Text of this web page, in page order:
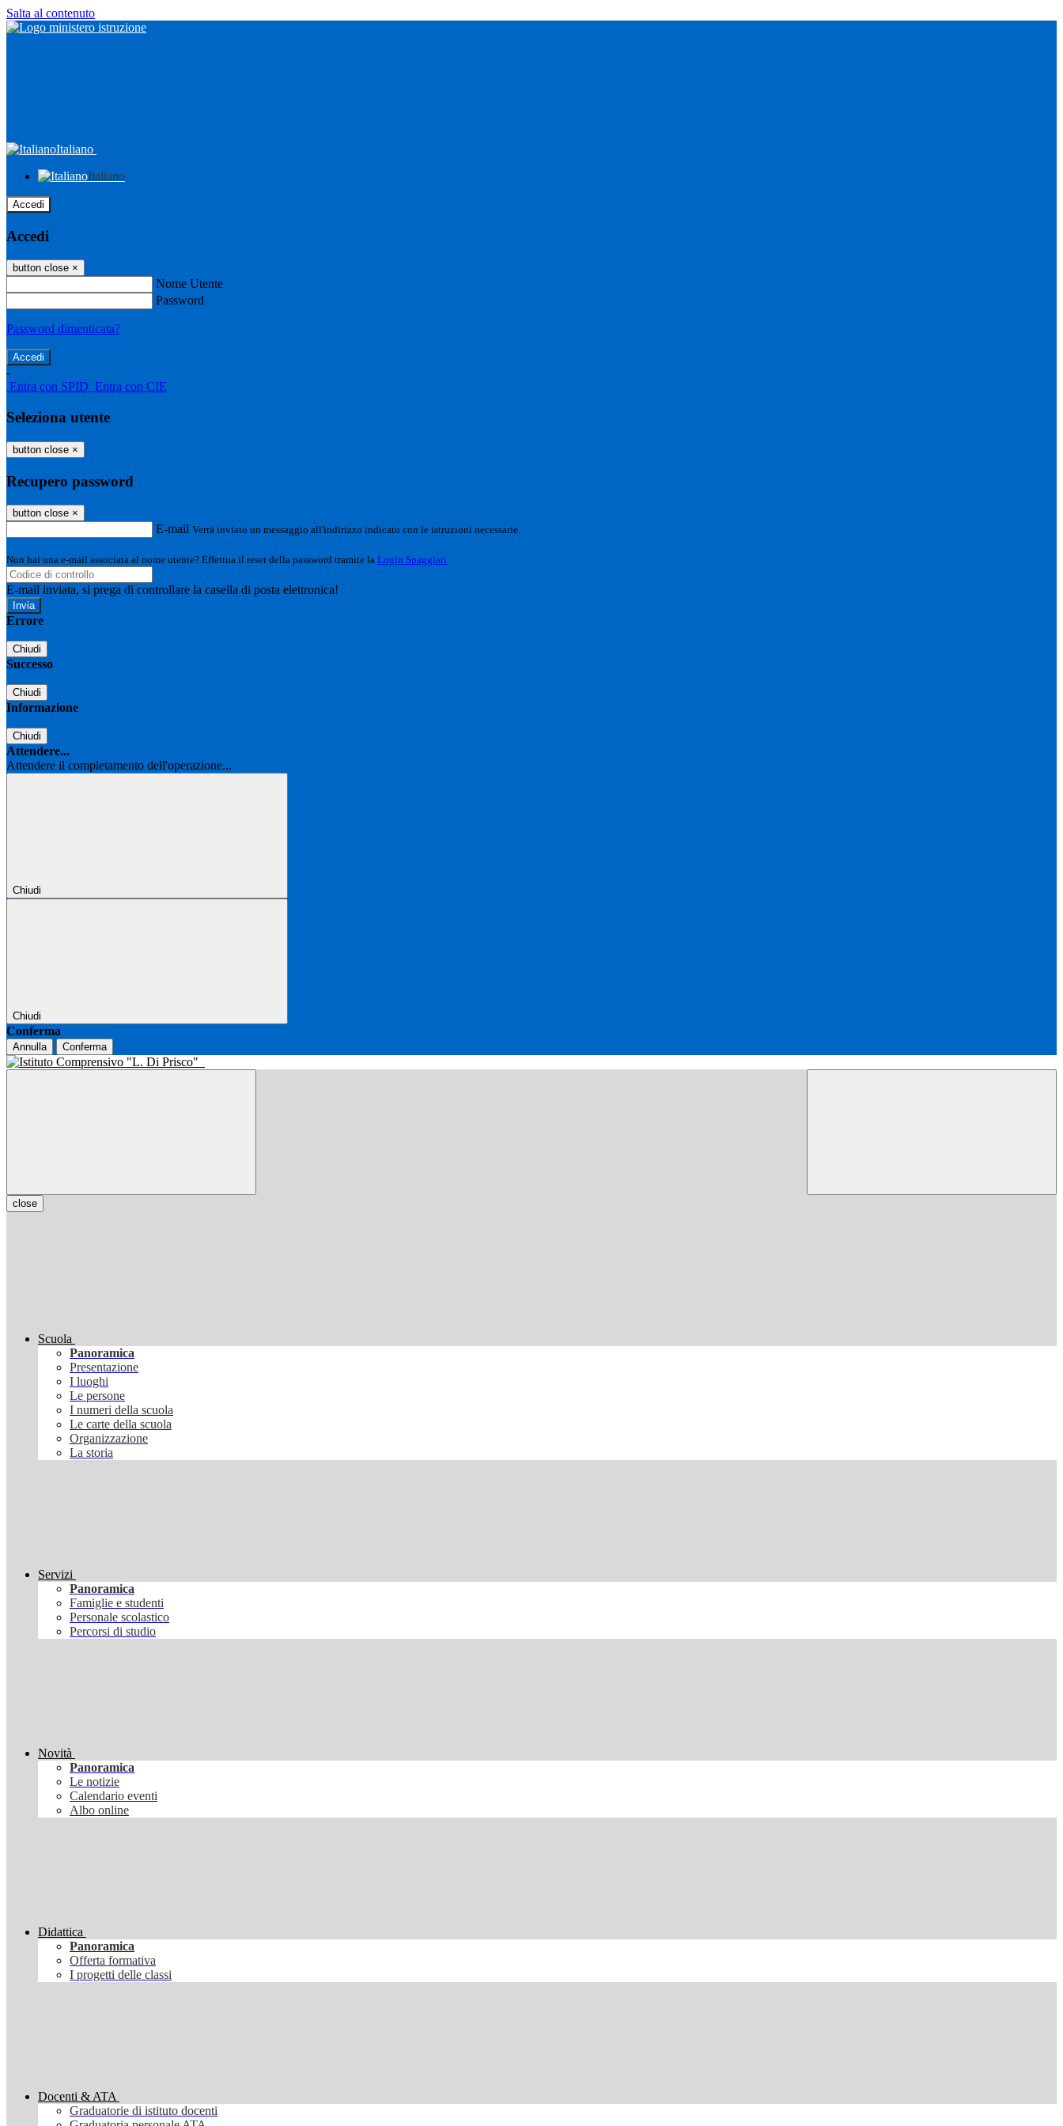
Salta al contenuto
Italiano
Italiano
Accedi
Accedi
button close ×
Nome Utente
Password
Password dimenticata?
-
Entra con SPID Entra con CIE
Seleziona utente
button close ×
Recupero password
button close ×
E-mail Verrà inviato un messaggio all'indirizzo indicato con le istruzioni necessarie.
Non hai una e-mail associata al nome utente? Effettua il reset della password tramite la Login Spaggiari
E-mail inviata, si prega di controllare la casella di posta elettronica!
Errore
Chiudi
Successo
Chiudi
Informazione
Chiudi
Attendere...
Attendere il completamento dell'operazione...
Chiudi
Chiudi
Conferma
Annulla Conferma
close
Scuola
Panoramica
Presentazione
I luoghi
Le persone
I numeri della scuola
Le carte della scuola
Organizzazione
La storia
Servizi
Panoramica
Famiglie e studenti
Personale scolastico
Percorsi di studio
Novità
Panoramica
Le notizie
Calendario eventi
Albo online
Didattica
Panoramica
Offerta formativa
I progetti delle classi
Docenti & ATA
Graduatorie di istituto docenti